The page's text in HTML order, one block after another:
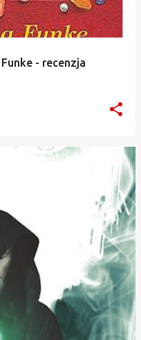
- recenzja